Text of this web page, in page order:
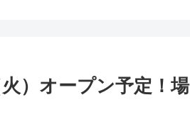
）オープン予定！場